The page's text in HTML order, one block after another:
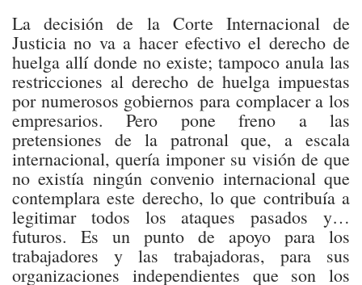
La decisión de la Corte Internacional de
Justicia no va a hacer efectivo el derecho de
huelga allí donde no existe; tampoco anula las
restricciones al derecho de huelga impuestas
por numerosos gobiernos para complacer a los
empresarios. Pero pone freno a las
pretensiones de la patronal que, a escala
internacional, quería imponer su visión de que
no existía ningún convenio internacional que
contemplara este derecho, lo que contribuía a
legitimar todos los ataques pasados y…
futuros. Es un punto de apoyo para los
trabajadores y las trabajadoras, para sus
organizaciones independientes que son los